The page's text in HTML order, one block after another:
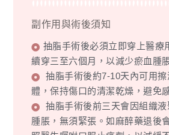
副作用與術後須知
抽脂手術後必須立即穿上醫療
續穿三至六個月，以減少瘀血腫
抽脂手術後約7-10天內可用
體，保持傷口的清潔乾燥，避免
抽脂手術後前三天會因組織
腫脹，無須緊張。如麻醉藥退後